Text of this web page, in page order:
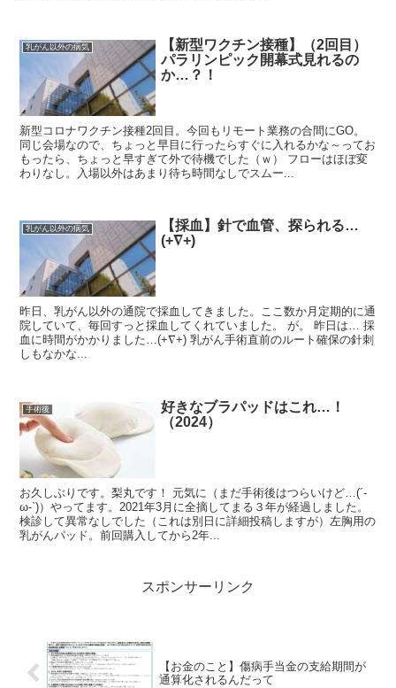
乳がん以外の病気
【新型ワクチン接種】（2回目）
パラリンピック開幕式見れるの
か…？！
新型コロナワクチン接種2回目。今回もリモート業務の合間にGO。
同じ会場なので、ちょっと早目に行ったらすぐに入れるかな～ってお
もったら、ちょっと早すぎて外で待機でした（ｗ） フローはほぼ変
わりなし。入場以外はあまり待ち時間なしでスムー...
乳がん以外の病気
【採血】針で血管、探られる…
(+∇+)
昨日、乳がん以外の通院で採血してきました。ここ数か月定期的に通
院していて、毎回すっと採血してくれていました。 が。 昨日は… 採
血に時間がかかりました…(+∇+) 乳がん手術直前のルート確保の針刺
しもなかな...
手術後
好きなブラパッドはこれ…！
（2024）
お久しぶりです。梨丸です！ 元気に（まだ手術後はつらいけど…(´-
ω-`)）やってます。2021年3月に全摘してまる３年が経過しました。
検診して異常なしでした（これは別日に詳細投稿しますが）左胸用の
乳がんパッド。前回購入してから2年...
スポンサーリンク
【お金のこと】傷病手当金の支給期間が
通算化されるんだって